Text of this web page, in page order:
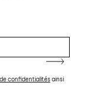
confidentialitésainsi